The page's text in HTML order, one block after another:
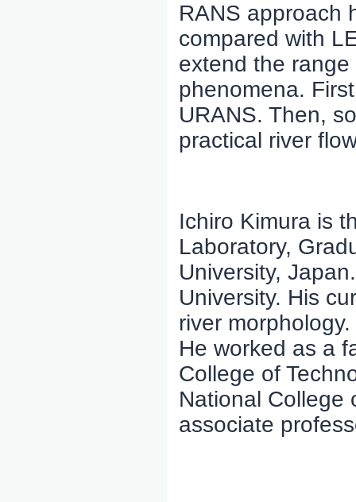
RANS approach
compared with
extend the
phenomena.
URANS. Then,
practical river
Ichiro Kimura is
Laboratory,
University,
University. His
river morphology.
He worked as a
College of
National College
associate